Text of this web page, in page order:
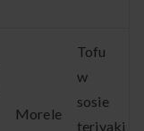
Morele
Tofu
w
sosie
teriyaki